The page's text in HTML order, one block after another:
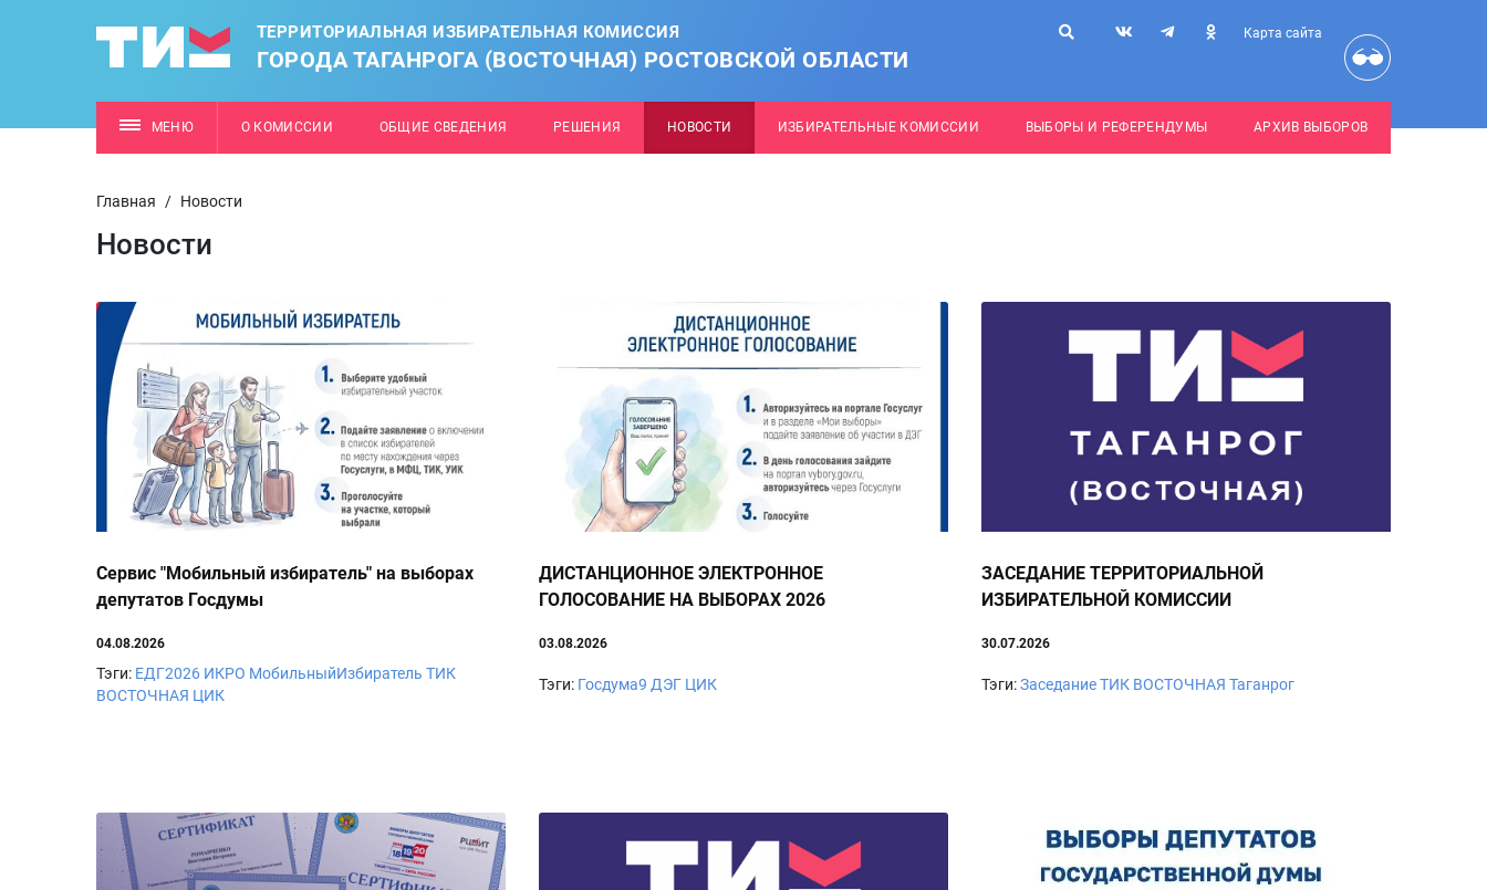
ТЕРРИТОРИАЛЬНАЯ ИЗБИРАТЕЛЬНАЯ КОМИССИЯ
ГОРОДА ТАГАНРОГА (ВОСТОЧНАЯ) РОСТОВСКОЙ ОБЛАСТИ
Карта сайта
МЕНЮ О КОМИССИИ ОБЩИЕ СВЕДЕНИЯ РЕШЕНИЯ НОВОСТИ ИЗБИРАТЕЛЬНЫЕ КОМИССИИ ВЫБОРЫ И РЕФЕРЕНДУМЫ АРХИВ ВЫБОРОВ
Главная / Новости
Новости
Сервис "Мобильный избиратель" на выборах
депутатов Госдумы
04.08.2026
Тэги: ЕДГ2026 ИКРО МобильныйИзбиратель ТИК
ВОСТОЧНАЯ ЦИК
ДИСТАНЦИОННОЕ ЭЛЕКТРОННОЕ
ГОЛОСОВАНИЕ НА ВЫБОРАХ 2026
03.08.2026
Тэги: Госдума9 ДЭГ ЦИК
ЗАСЕДАНИЕ ТЕРРИТОРИАЛЬНОЙ
ИЗБИРАТЕЛЬНОЙ КОМИССИИ
30.07.2026
Тэги:ЗаседаниеТИК ВОСТОЧНАЯ Таганрог